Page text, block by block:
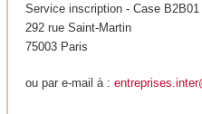
Service inscription - Case B2B01
292 rue Saint-Martin
75003 Paris
ou par e-mail à :